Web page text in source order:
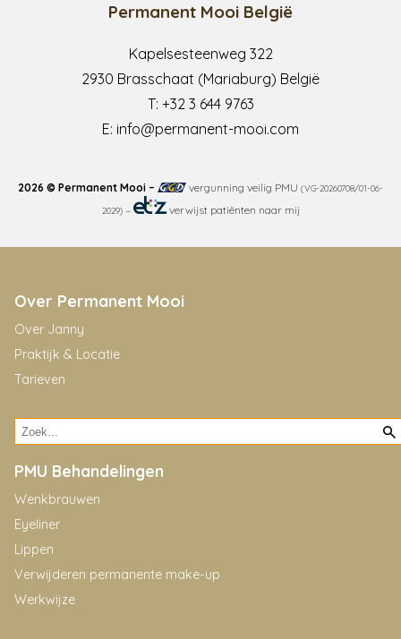
Permanent Mooi België
Kapelsesteenweg 322
2930 Brasschaat (Mariaburg) België
T: +32 3 644 9763
E: info@permanent-mooi.com
2026 © Permanent Mooi – vergunning veilig PMU(VG-20260708/01-06-
2029)– verwijst patiënten naar mij
Over Permanent Mooi
Over Janny
Praktijk & Locatie
Tarieven
PMU Behandelingen
Wenkbrauwen
Eyeliner
Lippen
Verwijderen permanente make-up
Werkwijze